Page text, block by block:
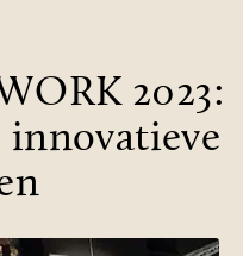
2023:
innovatieve